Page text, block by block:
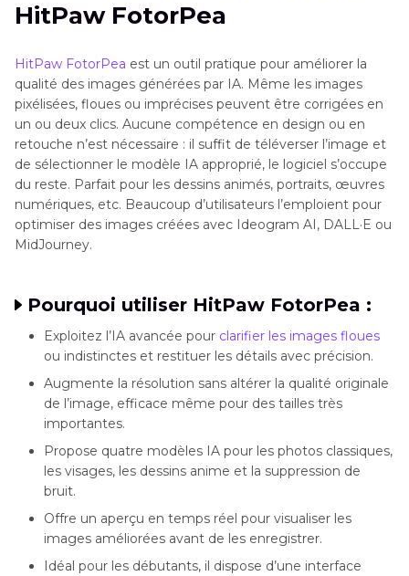
HitPaw FotorPea
HitPaw FotorPea est un outil pratique pour améliorer la
qualité des images générées par IA. Même les images
pixélisées, floues ou imprécises peuvent être corrigées en
un ou deux clics. Aucune compétence en design ou en
retouche n’est nécessaire : il suffit de téléverser l’image et
de sélectionner le modèle IA approprié, le logiciel s’occupe
du reste. Parfait pour les dessins animés, portraits, œuvres
numériques, etc. Beaucoup d’utilisateurs l’emploient pour
optimiser des images créées avec Ideogram AI, DALL·E ou
MidJourney.
Pourquoi utiliser HitPaw FotorPea :
Exploitez l’IA avancée pour clarifier les images floues
ou indistinctes et restituer les détails avec précision.
Augmente la résolution sans altérer la qualité originale
de l’image, efficace même pour des tailles très
importantes.
Propose quatre modèles IA pour les photos classiques,
les visages, les dessins anime et la suppression de
bruit.
Offre un aperçu en temps réel pour visualiser les
images améliorées avant de les enregistrer.
Idéal pour les débutants, il dispose d’une interface